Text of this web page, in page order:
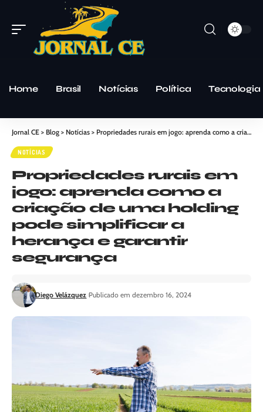
Home Brasil Notícias Política Tecnologia
Jornal CE > Blog > Notícias > Propriedades rurais em jogo: aprenda como a criação de uma holding pode simplificar a herança e garantir segurança
NOTÍCIAS
Propriedades rurais em
jogo: aprenda como a
criação de uma holding
pode simplificar a
herança e garantir
segurança
Diego Velázquez Publicado em dezembro 16, 2024